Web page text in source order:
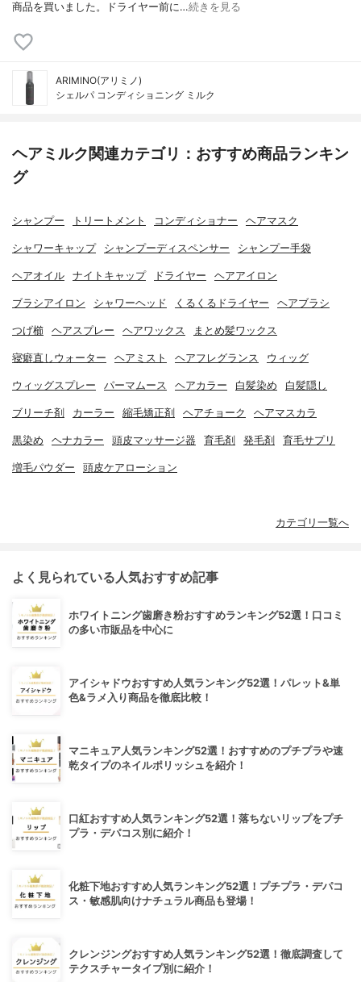
商品を買いました。ドライヤー前に…続きを見る
ARIMINO(アリミノ)
シェルパ コンディショニング ミルク
ヘアミルク関連カテゴリ：おすすめ商品ランキン
グ
シャンプー トリートメント コンディショナー ヘアマスク
シャワーキャップ シャンプーディスペンサー シャンプー手袋
ヘアオイル ナイトキャップ ドライヤー ヘアアイロン
ブラシアイロン シャワーヘッド くるくるドライヤー ヘアブラシ
つげ櫛 ヘアスプレー ヘアワックス まとめ髪ワックス
寝癖直しウォーター ヘアミスト ヘアフレグランス ウィッグ
ウィッグスプレー パーマムース ヘアカラー 白髪染め 白髪隠し
ブリーチ剤 カーラー 縮毛矯正剤 ヘアチョーク ヘアマスカラ
黒染め ヘナカラー 頭皮マッサージ器 育毛剤 発毛剤 育毛サプリ
増毛パウダー 頭皮ケアローション
カテゴリ一覧へ
よく見られている人気おすすめ記事
ホワイトニング歯磨き粉おすすめランキング52選！口コミ
の多い市販品を中心に
アイシャドウおすすめ人気ランキング52選！パレット&単
色&ラメ入り商品を徹底比較！
マニキュア人気ランキング52選！おすすめのプチプラや速
乾タイプのネイルポリッシュを紹介！
口紅おすすめ人気ランキング52選！落ちないリップをプチ
プラ・デパコス別に紹介！
化粧下地おすすめ人気ランキング52選！プチプラ・デパコ
ス・敏感肌向けナチュラル商品も登場！
クレンジングおすすめ人気ランキング52選！徹底調査して
テクスチャータイプ別に紹介！